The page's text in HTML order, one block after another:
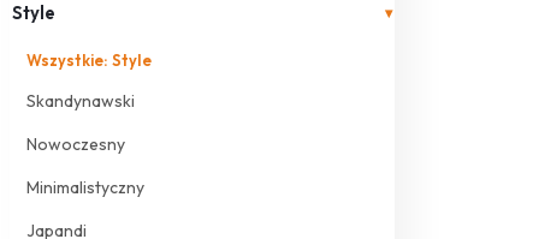
Style ▾
Wszystkie: Style
Skandynawski
Nowoczesny
Minimalistyczny
Japandi